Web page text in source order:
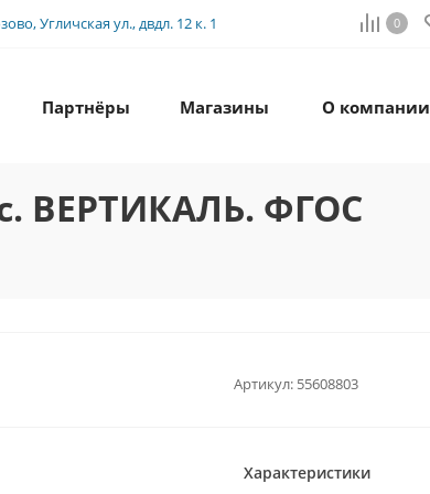
Угличская ул., двдл. 12 к. 1 0
Партнёры Магазины О компании
ВЕРТИКАЛЬ. ФГОС
Артикул: 55608803
Характеристики